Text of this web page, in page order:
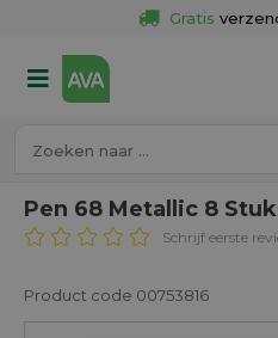
Gratis
Pen 68 Metallic 8
Schrijf eerste
Product code 00753816